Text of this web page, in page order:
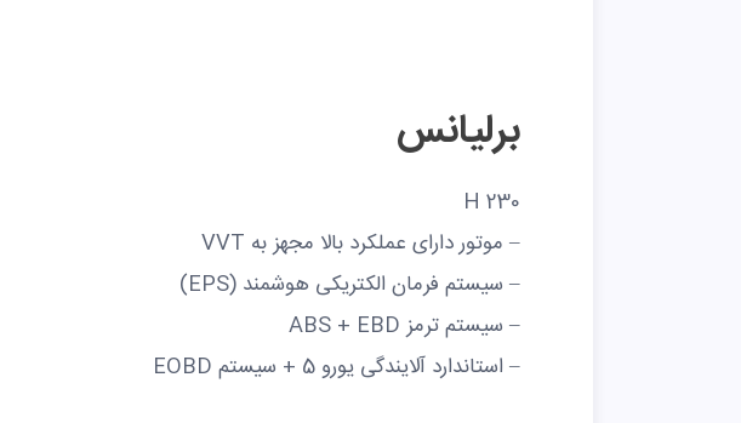
برلیانس
H 230
– موتور دارای عملکرد بالا مجهز به VVT
– سیستم فرمان الکتریکی هوشمند (EPS)
– سیستم ترمز ABS + EBD
– استاندارد آلایندگی یورو 5 + سیستم EOBD